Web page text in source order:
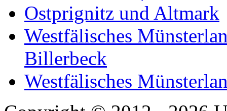
Ostprignitz und Altmark
Westfälisches
Billerbeck
Westfälisches